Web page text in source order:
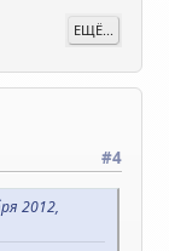
ЕЩЁ...
#4
2012,